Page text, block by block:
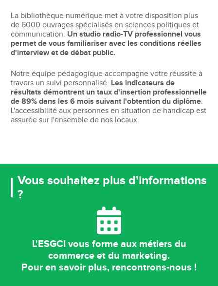
La bibliothèque numérique met à votre disposition plus
de 6000 ouvrages spécialisés en sciences politiques et
communication. Un studio radio-TV professionnel vous
permet de vous familiariser avec les conditions réelles
d'interview et de débat public.
Notre équipe pédagogique accompagne votre réussite à
travers un suivi personnalisé. Les indicateurs de
résultats démontrent un taux d'insertion professionnelle
de 89% dans les 6 mois suivant l'obtention du diplôme.
L'accessibilité aux personnes en situation de handicap est
assurée sur l'ensemble de nos locaux.
Vous souhaitez plus d'informations
?
L'ESGCI vous forme aux métiers du
commerce et du marketing.
Pour en savoir plus, rencontrons-nous !